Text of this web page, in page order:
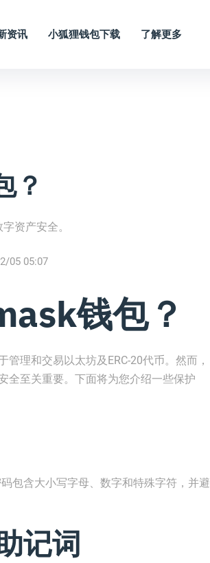
资讯 小狐狸钱包下载 了解更多
？
资产安全。
05 05:07
钱包？
理和交易以太坊及ERC-20代币。然而，
全至关重要。下面将为您介绍一些保护
包含大小写字母、数字和特殊字符，并避
记词